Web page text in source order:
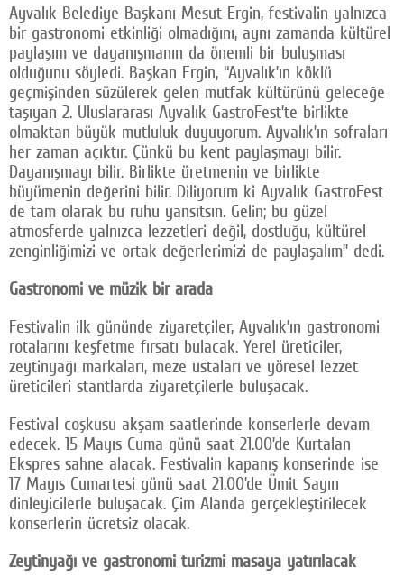
Ayvalık Belediye Başkanı Mesut Ergin, festivalin yalnızca
bir gastronomi etkinliği olmadığını, aynı zamanda kültürel
paylaşım ve dayanışmanın da önemli bir buluşması
olduğunu söyledi. Başkan Ergin, “Ayvalık’ın köklü
geçmişinden süzülerek gelen mutfak kültürünü geleceğe
taşıyan 2. Uluslararası Ayvalık GastroFest’te birlikte
olmaktan büyük mutluluk duyuyorum. Ayvalık’ın sofraları
her zaman açıktır. Çünkü bu kent paylaşmayı bilir.
Dayanışmayı bilir. Birlikte üretmenin ve birlikte
büyümenin değerini bilir. Diliyorum ki Ayvalık GastroFest
de tam olarak bu ruhu yansıtsın. Gelin; bu güzel
atmosferde yalnızca lezzetleri değil, dostluğu, kültürel
zenginliğimizi ve ortak değerlerimizi de paylaşalım” dedi.
Gastronomi ve müzik bir arada
Festivalin ilk gününde ziyaretçiler, Ayvalık’ın gastronomi
rotalarını keşfetme fırsatı bulacak. Yerel üreticiler,
zeytinyağı markaları, meze ustaları ve yöresel lezzet
üreticileri stantlarda ziyaretçilerle buluşacak.
Festival coşkusu akşam saatlerinde konserlerle devam
edecek. 15 Mayıs Cuma günü saat 21.00’de Kurtalan
Ekspres sahne alacak. Festivalin kapanış konserinde ise
17 Mayıs Cumartesi günü saat 21.00’de Ümit Sayın
dinleyicilerle buluşacak. Çim Alanda gerçekleştirilecek
konserlerin ücretsiz olacak.
Zeytinyağı ve gastronomi turizmi masaya yatırılacak